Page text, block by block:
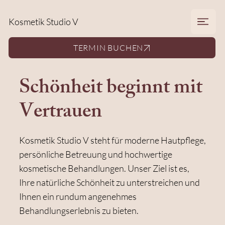
Kosmetik Studio V
TERMIN BUCHEN
Schönheit beginnt mit
Vertrauen
Kosmetik Studio V steht für moderne Hautpflege,
persönliche Betreuung und hochwertige
kosmetische Behandlungen. Unser Ziel ist es,
Ihre natürliche Schönheit zu unterstreichen und
Ihnen ein rundum angenehmes
Behandlungserlebnis zu bieten.